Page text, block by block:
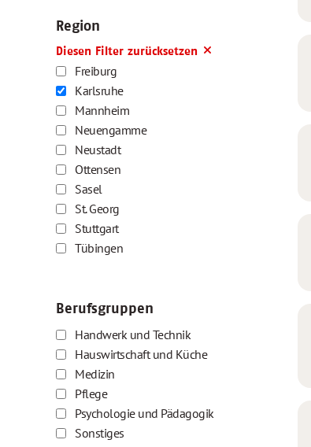
Region
Diesen Filter zurücksetzen
Freiburg
Karlsruhe
Mannheim
Neuengamme
Neustadt
Ottensen
Sasel
St. Georg
Stuttgart
Tübingen
Berufsgruppen
Handwerk und Technik
Hauswirtschaft und Küche
Medizin
Pflege
Psychologie und Pädagogik
Sonstiges